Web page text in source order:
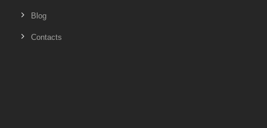
Blog
Contacts